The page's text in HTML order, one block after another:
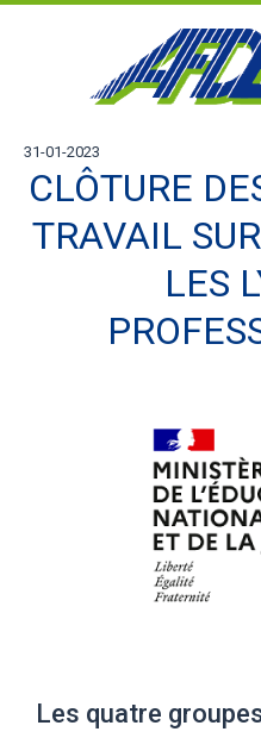
31-01-2023
CLÔTURE
TRAVAIL
LES
Les quatre